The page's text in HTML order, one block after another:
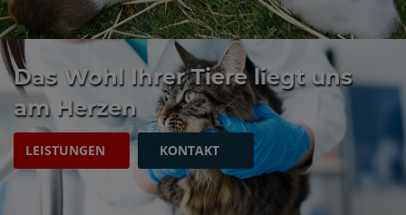
Das Wohl Ihrer Tiere liegt uns
am Herzen
LEISTUNGEN KONTAKT